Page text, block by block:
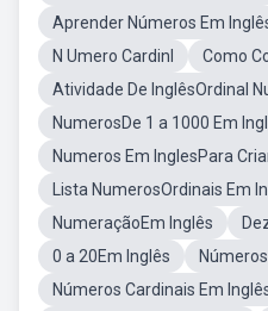
Aprender Números Em
N Umero Cardinl
Como
Atividade De InglêsOrdinal
NumerosDe 1 a 1000 Em
Numeros Em InglesPara
Lista NumerosOrdinais Em
NumeraçãoEm Inglês
0 a 20Em Inglês
Números Cardinais Em